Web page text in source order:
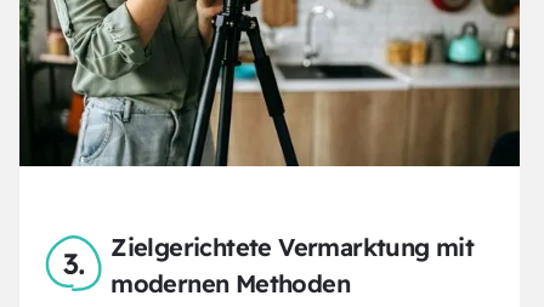
Zielgerichtete Vermarktung mit
modernen Methoden